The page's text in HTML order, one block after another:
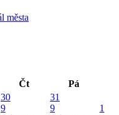
Čt
Pá
30
9
31
9
1